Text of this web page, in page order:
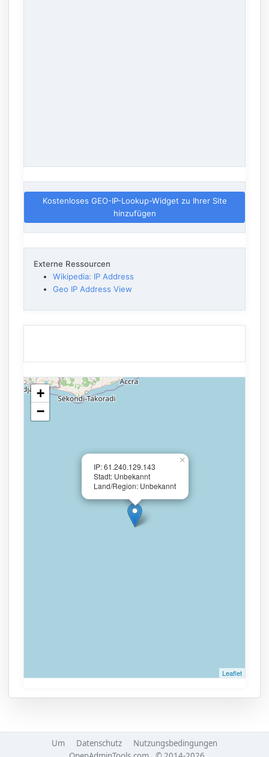
Kostenloses GEO-IP-Lookup-Widget zu Ihrer Site
hinzufügen
Externe Ressourcen
Wikipedia: IP Address
Geo IP Address View
IP: 61.240.129.143
Stadt: Unbekannt
Land/Region: Unbekannt
×
+
−
Leaflet
Um Datenschutz
Nutzungsbedingungen